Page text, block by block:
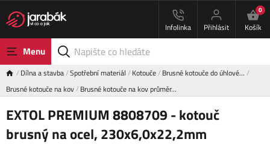
Infolinka Přihlásit
0
Košík
Menu
Dílna a stavba Spotřební materiál Kotouče Brusné kotouče do úhlové…
Brusné kotouče na kov Brusné kotouče na kov průměr…
EXTOL PREMIUM 8808709 - kotouč
brusný na ocel, 230x6,0x22,2mm